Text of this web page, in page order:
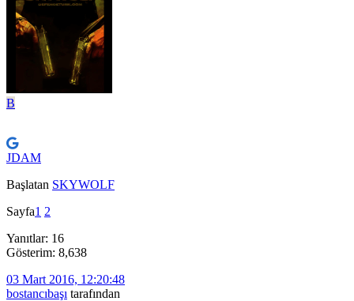
B
JDAM
Başlatan SKYWOLF
Sayfa1 2
Yanıtlar: 16
Gösterim: 8,638
03 Mart 2016, 12:20:48
bostancıbaşı tarafından